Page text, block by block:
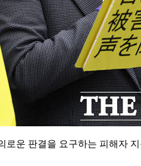
운 판결을 요구하는 피해자